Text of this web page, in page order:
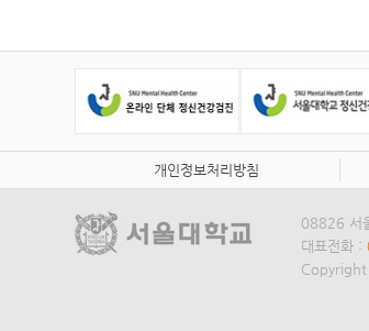
개인정보처리방침
08826 서
대표전화 :
Copyright